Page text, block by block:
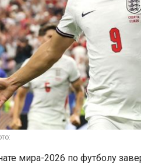
мира-2026 по футболу